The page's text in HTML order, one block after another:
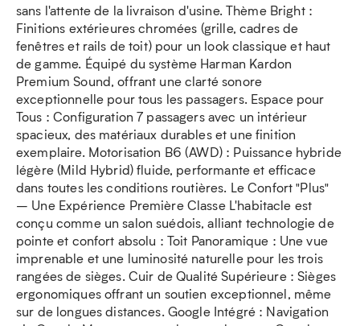
sans l'attente de la livraison d'usine. Thème Bright :
Finitions extérieures chromées (grille, cadres de
fenêtres et rails de toit) pour un look classique et haut
de gamme. Équipé du système Harman Kardon
Premium Sound, offrant une clarté sonore
exceptionnelle pour tous les passagers. Espace pour
Tous : Configuration 7 passagers avec un intérieur
spacieux, des matériaux durables et une finition
exemplaire. Motorisation B6 (AWD) : Puissance hybride
légère (Mild Hybrid) fluide, performante et efficace
dans toutes les conditions routières. Le Confort "Plus"
– Une Expérience Première Classe L'habitacle est
conçu comme un salon suédois, alliant technologie de
pointe et confort absolu : Toit Panoramique : Une vue
imprenable et une luminosité naturelle pour les trois
rangées de sièges. Cuir de Qualité Supérieure : Sièges
ergonomiques offrant un soutien exceptionnel, même
sur de longues distances. Google Intégré : Navigation